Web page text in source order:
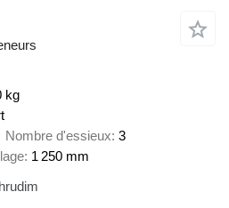
kg
Nombre d'essieux 3
1 250 mm